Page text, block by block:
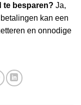
te besparen? Ja,
kan een
en onnodige